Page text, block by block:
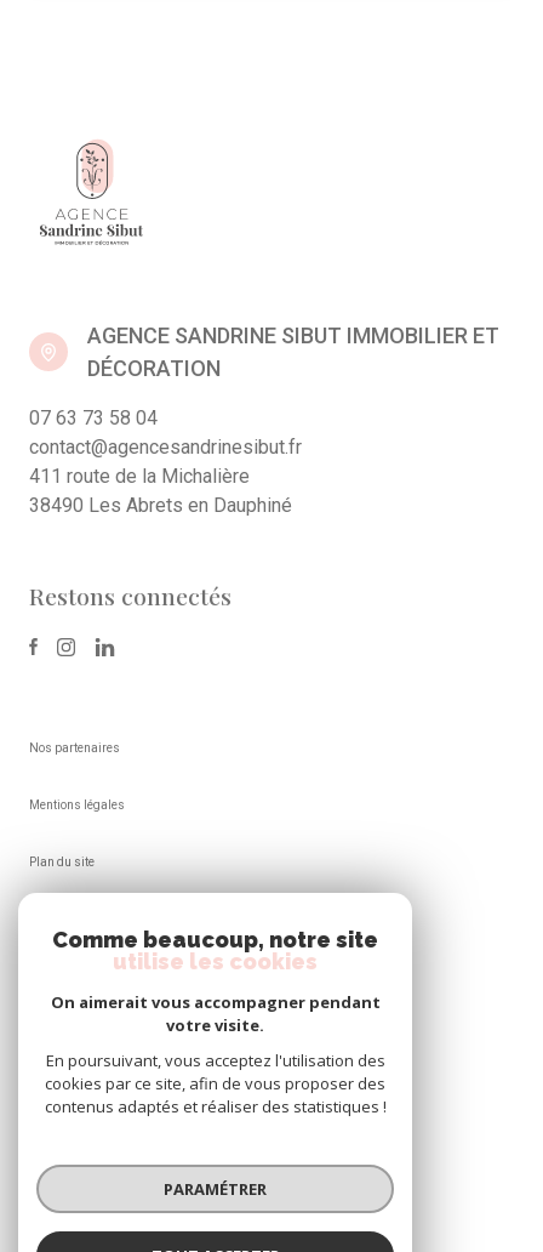
AGENCE SANDRINE SIBUT IMMOBILIER ET
DÉCORATION
07 63 73 58 04
contact@agencesandrinesibut.fr
411 route de la Michalière
38490 Les Abrets en Dauphiné
Restons connectés
Nos partenaires
Mentions légales
Plan du site
Cookies
© 2026 | Tous droits réservés
Comme beaucoup, notre site
utilise les cookies
On aimerait vous accompagner pendant
votre visite.
En poursuivant, vous acceptez l'utilisation des
cookies par ce site, afin de vous proposer des
contenus adaptés et réaliser des statistiques !
PARAMÉTRER